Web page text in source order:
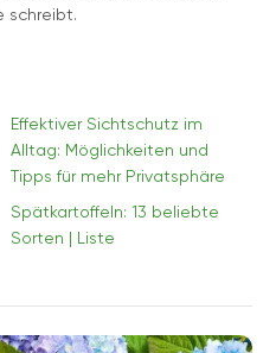
schreibt.
Effektiver Sichtschutz im
Alltag: Möglichkeiten und
Tipps für mehr Privatsphäre
Spätkartoffeln: 13 beliebte
Sorten | Liste